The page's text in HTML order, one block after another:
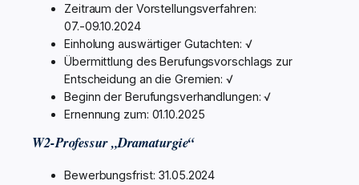
Zeitraum der Vorstellungsverfahren:
07.-09.10.2024
Einholung auswärtiger Gutachten: √
Übermittlung des Berufungsvorschlags zur
Entscheidung an die Gremien: √
Beginn der Berufungsverhandlungen: √
Ernennung zum: 01.10.2025
W2-Professur „Dramaturgie“
Bewerbungsfrist: 31.05.2024